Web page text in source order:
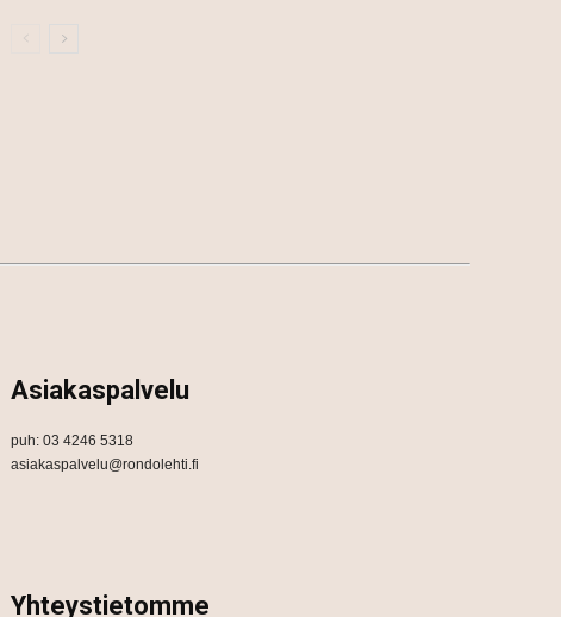
Asiakaspalvelu
puh: 03 4246 5318
asiakaspalvelu@rondolehti.fi
Yhteystietomme